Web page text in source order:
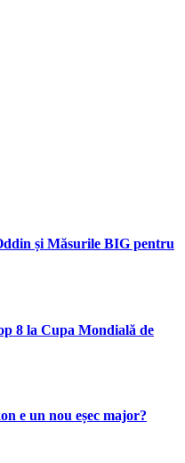
și Măsurile BIG pentru
8 la Cupa Mondială de
e un nou eșec major?